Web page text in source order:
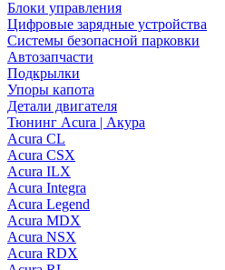
Блоки управления
Цифровые зарядные устройства
Системы безопасной парковки
Автозапчасти
Подкрылки
Упоры капота
Детали двигателя
Тюнинг Acura | Акура
Acura CL
Acura CSX
Acura ILX
Acura Integra
Acura Legend
Acura MDX
Acura NSX
Acura RDX